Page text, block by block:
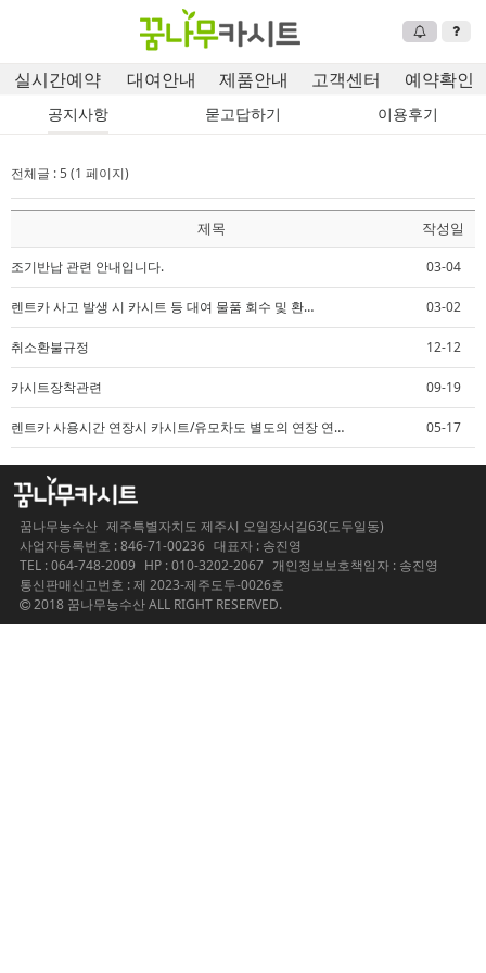
실시간예약 대여안내 제품안내 고객센터 예약확인
공지사항 묻고답하기 이용후기
전체글 : 5 (1 페이지)
제목 작성일
조기반납 관련 안내입니다. 03-04
렌트카 사고 발생 시 카시트 등 대여 물품 회수 및 환… 03-02
취소환불규정 12-12
카시트장착관련 09-19
렌트카 사용시간 연장시 카시트/유모차도 별도의 연장 연… 05-17
꿈나무농수산 제주특별자치도 제주시 오일장서길63(도두일동)
사업자등록번호 : 846-71-00236 대표자 : 송진영
TEL : 064-748-2009 HP : 010-3202-2067 개인정보보호책임자 : 송진영
통신판매신고번호 : 제 2023-제주도두-0026호
2018 꿈나무농수산 ALL RIGHT RESERVED.